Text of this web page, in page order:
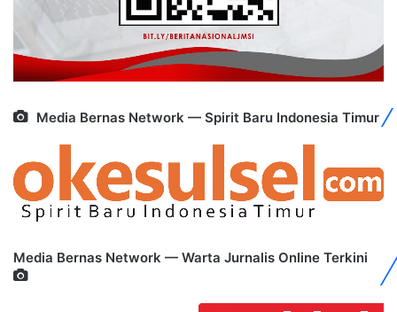
Media Bernas Network — Spirit Baru Indonesia Timur
Media Bernas Network — Warta Jurnalis Online Terkini